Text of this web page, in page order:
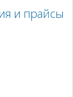
и прайсы